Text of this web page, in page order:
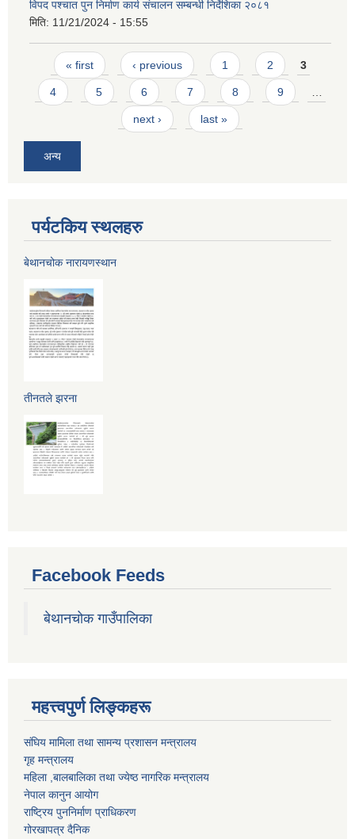
विपद पश्चात पुन निर्माण कार्य संचालन सम्बन्धी निर्देशिका २०८१
मिति: 11/21/2024 - 15:55
Pages
« first ‹ previous 1 2 3
4 5 6 7 8 9 …
next › last »
अन्य
पर्यटकिय स्थलहरु
बेथानचोक नारायणस्थान
तीनतले झरना
Facebook Feeds
बेथानचोक गाउँपालिका
महत्त्वपुर्ण लिङ्कहरू
संघिय मामिला तथा सामन्य प्रशासन मन्त्रालय
गृह मन्त्रालय
महिला ,बालबालिका तथा ज्येष्ठ नागरिक मन्त्रालय
नेपाल कानुन आयोग
राष्ट्रिय पुननिर्माण प्राधिकरण
गोरखापत्र दैनिक